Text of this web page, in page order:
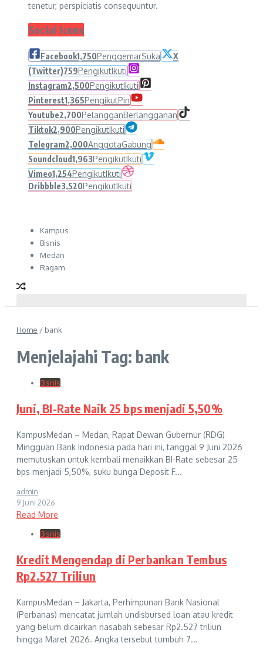
tenetur, perspiciatis consequuntur.
Social Icons
Facebook1,750PenggemarSuka
X
(Twitter)759PengikutIkuti
Instagram2,500PengikutIkuti
Pinterest1,365PengikutPin
Youtube2,700PelangganBerlangganan
Tiktok2,900PengikutIkuti
Telegram2,000AnggotaGabung
Soundcloud1,963PengikutIkuti
Vimeo1,254PengikutIkuti
Dribbble3,520PengikutIkuti
Kampus
Bisnis
Medan
Ragam
Home / bank
Menjelajahi Tag: bank
Bisnis
Juni, BI-Rate Naik 25 bps menjadi 5,50%
KampusMedan – Medan, Rapat Dewan Gubernur (RDG)
Mingguan Bank Indonesia pada hari ini, tanggal 9 Juni 2026
memutuskan untuk kembali menaikkan BI-Rate sebesar 25
bps menjadi 5,50%, suku bunga Deposit F...
admin
9 Juni 2026
Read More
Bisnis
Kredit Mengendap di Perbankan Tembus
Rp2.527 Triliun
KampusMedan – Jakarta, Perhimpunan Bank Nasional
(Perbanas) mencatat jumlah undisbursed loan atau kredit
yang belum dicairkan nasabah sebesar Rp2.527 triliun
hingga Maret 2026. Angka tersebut tumbuh 7...